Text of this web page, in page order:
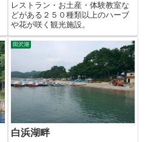
レストラン・お土産・体験教室な
どがある２５０種類以上のハーブ
や花が咲く観光施設。
田沢湖
白浜湖畔